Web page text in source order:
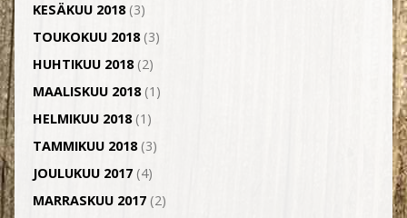
KESÄKUU 2018(3)
TOUKOKUU 2018(3)
HUHTIKUU 2018(2)
MAALISKUU 2018(1)
HELMIKUU 2018(1)
TAMMIKUU 2018(3)
JOULUKUU 2017(4)
MARRASKUU 2017(2)